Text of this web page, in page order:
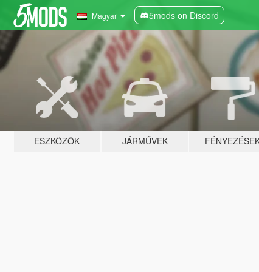
Magyar 5mods on Discord
ESZKÖZÖK JÁRMŰVEK